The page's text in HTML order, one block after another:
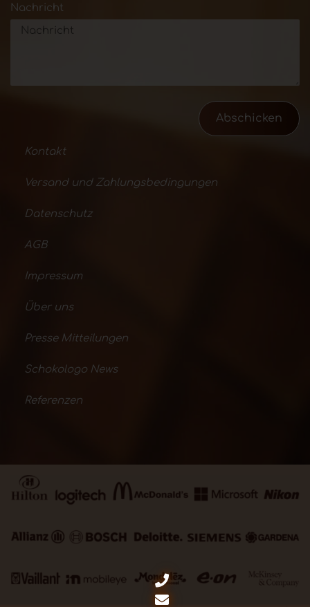
Nachricht
Abschicken
Kontakt
Versand und Zahlungsbedingungen
Datenschutz
AGB
Impressum
Über uns
Presse Mitteilungen
Schokologo News
Referenzen